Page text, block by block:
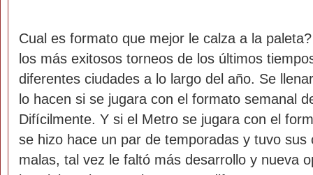
Cual es formato que mejor le calza a la
los más exitosos torneos de los últimos
diferentes ciudades a lo largo del año. Se
lo hacen si se jugara con el formato semanal
Difícilmente. Y si el Metro se jugara con el
se hizo hace un par de temporadas y tuvo sus
malas, tal vez le faltó más desarrollo y nueva